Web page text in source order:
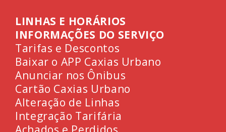
LINHAS E HORÁRIOS
INFORMAÇÕES DO SERVIÇO
Tarifas e Descontos
Baixar o APP Caxias Urbano
Anunciar nos Ônibus
Cartão Caxias Urbano
Alteração de Linhas
Integração Tarifária